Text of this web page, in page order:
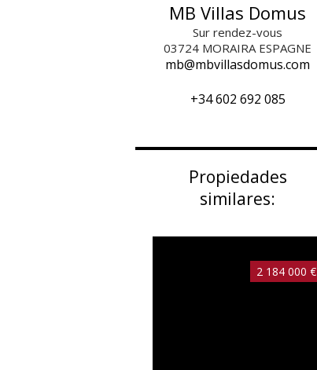
MB Villas Domus
Sur rendez-vous
03724 MORAIRA ESPAGNE
mb@mbvillasdomus.com
+34 602 692 085
Propiedades
similares:
2 184 000 €